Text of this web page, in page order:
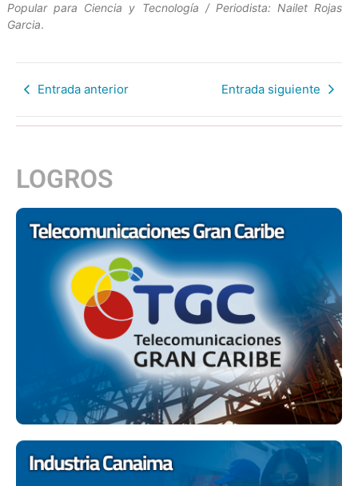
Popular para Ciencia y Tecnología / Periodista: Nailet Rojas
Garcia.
Entrada anterior Entrada siguiente
LOGROS